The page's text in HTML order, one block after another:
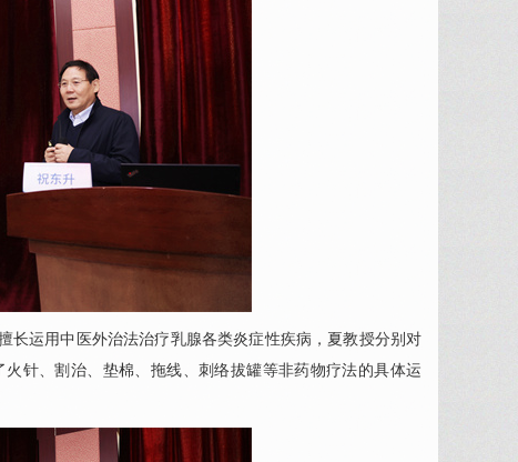
长运用中医外治法治疗乳腺各类炎症性疾病，夏教授分别对
针、割治、垫棉、拖线、刺络拔罐等非药物疗法的具体运